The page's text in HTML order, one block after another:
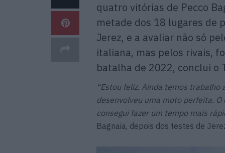
quatro vitórias de Pecco
metade dos 18 lugares de
Jerez, e a avaliar não só
italiana, mas pelos rivais,
batalha de 2022, conclui o
“Estou feliz. Ainda temos
desenvolveu uma moto perfeita.
consegui fazer um tempo mais
Bagnaia, depois dos testes de